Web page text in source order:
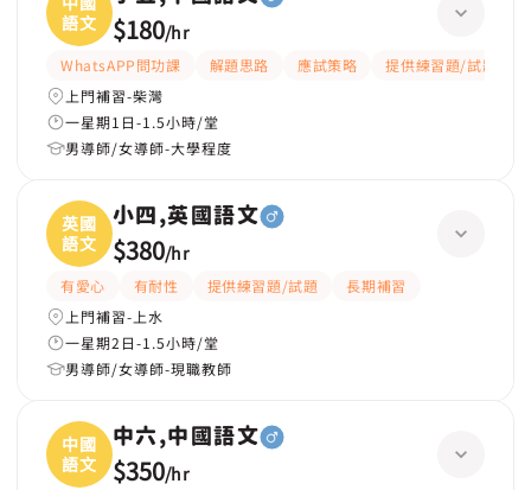
語文
$180/hr
WhatsAPP問功課 解題思路 應試策略 提供練習題/試題
上門補習-柴灣
一星期1日-1.5小時/堂
男導師/女導師-大學程度
英國
語文
小四,英國語文
$380/hr
有愛心 有耐性 提供練習題/試題
長期補習
上門補習-上水
一星期2日-1.5小時/堂
男導師/女導師-現職教師
中國
語文
中六,中國語文
$350/hr